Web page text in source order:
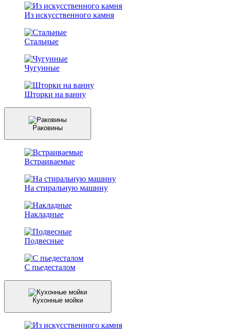
Из искусственного камня
Стальные
Чугунные
Шторки на ванну
Раковины
Встраиваемые
На стиральную машину
Накладные
Подвесные
С пьедесталом
Кухонные мойки